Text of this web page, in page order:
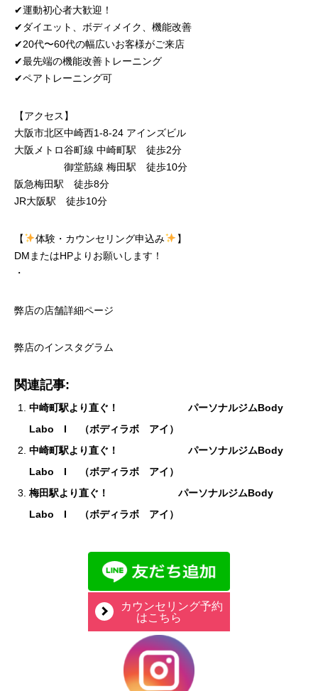
✔︎運動初心者大歓迎！
✔︎ダイエット、ボディメイク、機能改善
✔︎20代〜60代の幅広いお客様がご来店
✔︎最先端の機能改善トレーニング
✔︎ペアトレーニング可
【アクセス】
大阪市北区中崎西1-8-24 アインズビル
大阪メトロ谷町線 中崎町駅 徒歩2分
御堂筋線 梅田駅 徒歩10分
阪急梅田駅 徒歩8分
JR大阪駅 徒歩10分
【 体験・カウンセリング申込み
】
DMまたはHPよりお願いします！
・
弊店の店舗詳細ページ
弊店のインスタグラム
関連記事:
中崎町駅より直ぐ！ パーソナルジムBody
Labo I （ボディラボ アイ）
中崎町駅より直ぐ！ パーソナルジムBody
Labo I （ボディラボ アイ）
梅田駅より直ぐ！ パーソナルジムBody
Labo I （ボディラボ アイ）
カウンセリング予約
はこちら